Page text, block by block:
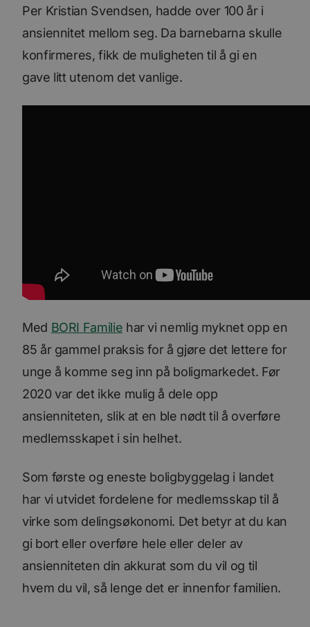
Per Kristian Svendsen, hadde over 100 år i
ansiennitet mellom seg. Da barnebarna skulle
konfirmeres, fikk de muligheten til å gi en
gave litt utenom det vanlige.
Med BORI Familie har vi nemlig myknet opp en
85 år gammel praksis for å gjøre det lettere for
unge å komme seg inn på boligmarkedet. Før
2020 var det ikke mulig å dele opp
ansienniteten, slik at en ble nødt til å overføre
medlemsskapet i sin helhet.
Som første og eneste boligbyggelag i landet
har vi utvidet fordelene for medlemsskap til å
virke som delingsøkonomi. Det betyr at du kan
gi bort eller overføre hele eller deler av
ansienniteten din akkurat som du vil og til
hvem du vil, så lenge det er innenfor familien.